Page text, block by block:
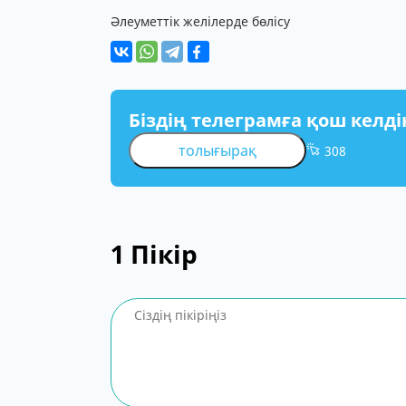
Әлеуметтік желілерде бөлісу
Біздің телеграмға қош
толығырақ 308
1 Пікір